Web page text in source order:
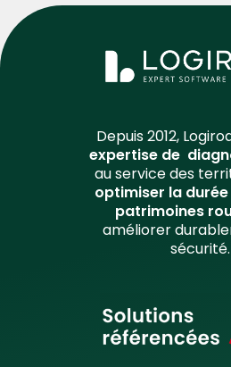
Depuis 2012,
expertise de
au service des
optimiser la
patrimoines
améliorer
sécurité.